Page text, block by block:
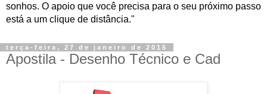
sonhos. O apoio que você precisa para o seu próximo passo
está a um clique de distância."
terça-feira, 27 de janeiro de 2015
Apostila - Desenho Técnico e Cad